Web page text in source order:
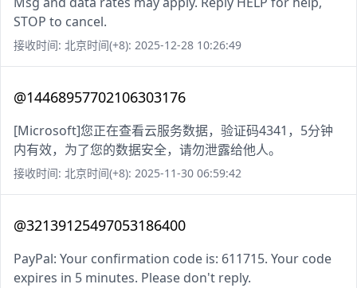
STOP to cancel.
接收时间: 北京时间(+8): 2025-12-28 10:26:49
@14468957702106303176
[Microsoft]您正在查看云服务数据，验证码4341，5分钟
内有效，为了您的数据安全，请勿泄露给他人。
接收时间: 北京时间(+8): 2025-11-30 06:59:42
@32139125497053186400
PayPal: Your confirmation code is: 611715. Your code
expires in 5 minutes. Please don't reply.